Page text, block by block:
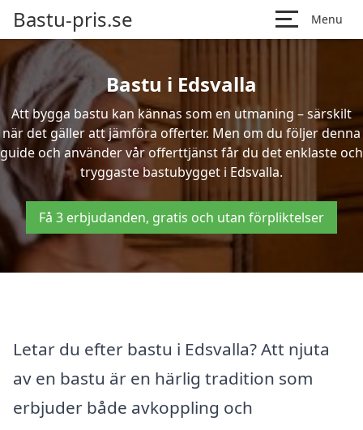
Bastu-pris.se Menu
Bastu i Edsvalla
Att bygga bastu kan kännas som en utmaning – särskilt
när det gäller att jämföra offerter. Men om du följer denna
guide och använder vår offerttjänst får du det enklaste och
tryggaste bastubygget i Edsvalla.
Få 3 erbjudanden, gratis och utan förpliktelser
Letar du efter bastu i Edsvalla? Att njuta
av en bastu är en härlig tradition som
erbjuder både avkoppling och